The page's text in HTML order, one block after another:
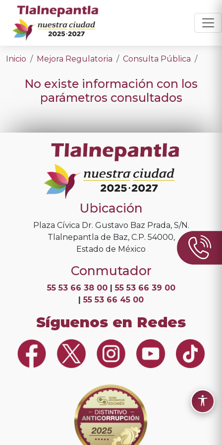
Inicio Mejora Regulatoria Consulta Pública
No existe información con los
parámetros consultados
Ubicación
Plaza Cívica Dr. Gustavo Baz Prada, S/N.
Tlalnepantla de Baz, C.P. 54000,
Estado de México
Conmutador
55 53 66 38 00 |55 53 66 39 00
|55 53 66 45 00
Síguenos en Redes